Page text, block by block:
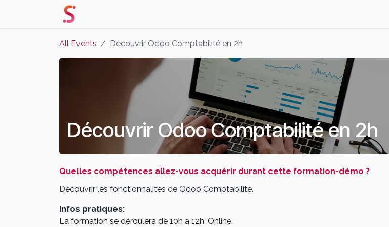
All Events Découvrir Odoo Comptabilité en 2h
Découvrir Odoo Comptabilité en 2h
Quelles compétences allez-vous acquérir durant cette formation-démo ?
Découvrir les fonctionnalités de Odoo Comptabilité.
Infos pratiques:
La formation se déroulera de 10h à 12h. Online.